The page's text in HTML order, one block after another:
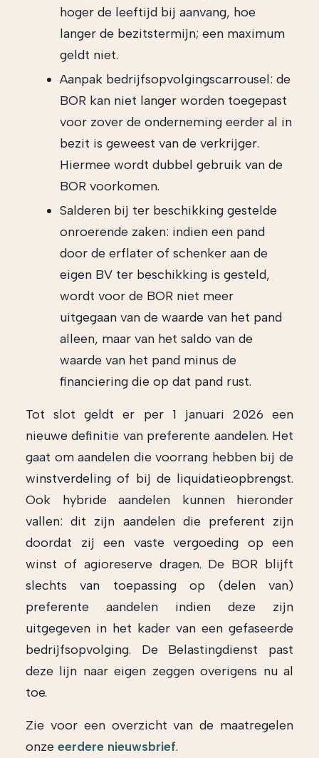
hoger de leeftijd bij aanvang, hoe
langer de bezitstermijn; een maximum
geldt niet.
Aanpak bedrijfsopvolgingscarrousel: de
BOR kan niet langer worden toegepast
voor zover de onderneming eerder al in
bezit is geweest van de verkrijger.
Hiermee wordt dubbel gebruik van de
BOR voorkomen.
Salderen bij ter beschikking gestelde
onroerende zaken: indien een pand
door de erflater of schenker aan de
eigen BV ter beschikking is gesteld,
wordt voor de BOR niet meer
uitgegaan van de waarde van het pand
alleen, maar van het saldo van de
waarde van het pand minus de
financiering die op dat pand rust.
Tot slot geldt er per 1 januari 2026 een
nieuwe definitie van preferente aandelen. Het
gaat om aandelen die voorrang hebben bij de
winstverdeling of bij de liquidatieopbrengst.
Ook hybride aandelen kunnen hieronder
vallen: dit zijn aandelen die preferent zijn
doordat zij een vaste vergoeding op een
winst of agioreserve dragen. De BOR blijft
slechts van toepassing op (delen van)
preferente aandelen indien deze zijn
uitgegeven in het kader van een gefaseerde
bedrijfsopvolging. De Belastingdienst past
deze lijn naar eigen zeggen overigens nu al
toe.
Zie voor een overzicht van de maatregelen
onze eerdere nieuwsbrief.